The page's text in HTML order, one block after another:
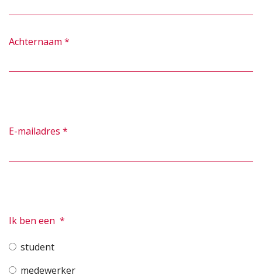
Achternaam *
E-mailadres *
Ik ben een *
student
medewerker